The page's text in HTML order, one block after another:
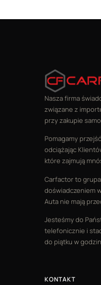
Nasza firma
związane z
przy zakupie
Pomagamy
odciążając
które zajmują
Carfactor to
doświadczeniem
Auta nie mają
Jesteśmy do
telefonicznie i
do piątku w
KONTAKT